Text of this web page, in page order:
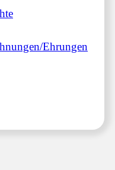
Ehrungen